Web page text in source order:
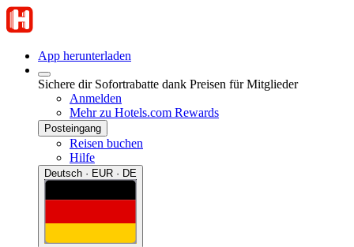
App herunterladen
Sichere dir Sofortrabatte dank Preisen für Mitglieder
Anmelden
Mehr zu Hotels.com Rewards
Posteingang
Reisen buchen
Hilfe
Deutsch · EUR · DE